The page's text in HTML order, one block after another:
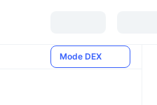
Mode DEX